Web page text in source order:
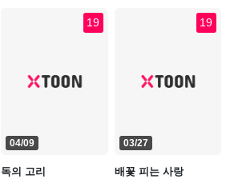
19
04/09
독의 고리
19
03/27
배꽃 피는 사랑